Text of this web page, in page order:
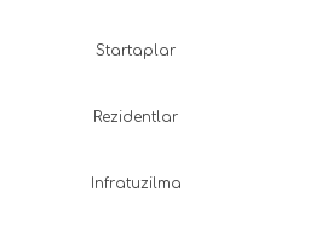
Startaplar
Rezidentlar
Infratuzilma